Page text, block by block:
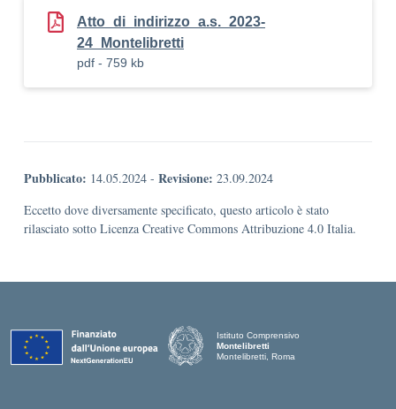
Atto_di_indirizzo_a.s._2023-
24_Montelibretti
pdf - 759 kb
Pubblicato: 14.05.2024 - Revisione: 23.09.2024
Eccetto dove diversamente specificato, questo articolo è stato
rilasciato sotto Licenza Creative Commons Attribuzione 4.0 Italia.
Istituto Comprensivo
Montelibretti
Montelibretti, Roma